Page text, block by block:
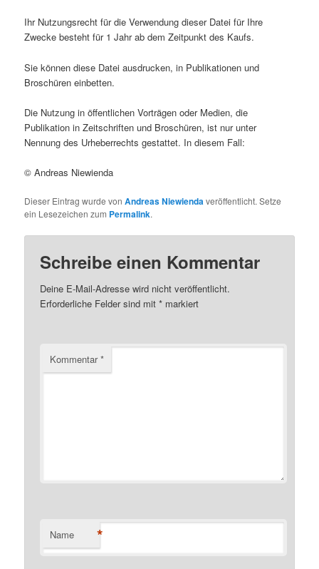
Ihr Nutzungsrecht für die Verwendung dieser Datei für Ihre
Zwecke besteht für 1 Jahr ab dem Zeitpunkt des Kaufs.
Sie können diese Datei ausdrucken, in Publikationen und
Broschüren einbetten.
Die Nutzung in öffentlichen Vorträgen oder Medien, die
Publikation in Zeitschriften und Broschüren, ist nur unter
Nennung des Urheberrechts gestattet. In diesem Fall:
© Andreas Niewienda
Dieser Eintrag wurde vonAndreas Niewiendaveröffentlicht. Setze
ein Lesezeichen zum Permalink.
Schreibe einen Kommentar
Deine E-Mail-Adresse wird nicht veröffentlicht.
Erforderliche Felder sind mit* markiert
Kommentar*
Name *